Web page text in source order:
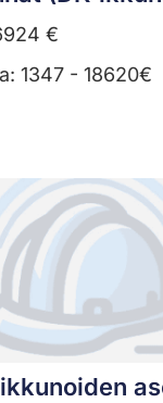
€
1347 - 18620€